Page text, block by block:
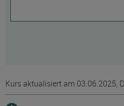
Kurs aktualisiert am 03.06.2025,